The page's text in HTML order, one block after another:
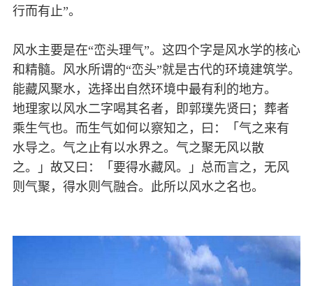
行而有止”。
风水主要是在“峦头理气”。这四个字是风水学的核心
和精髓。风水所谓的“峦头”就是古代的环境建筑学。
能藏风聚水，选择出自然环境中最有利的地方。
地理家以风水二字喝其名者，即郭璞先贤曰；葬者
乘生气也。而生气如何以察知之，曰：「气之来有
水导之。气之止有以水界之。气之聚无风以散
之。」故又曰：「要得水藏风。」总而言之，无风
则气聚，得水则气融合。此所以风水之名也。